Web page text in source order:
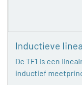
Inductieve
De TF1 is een
inductief